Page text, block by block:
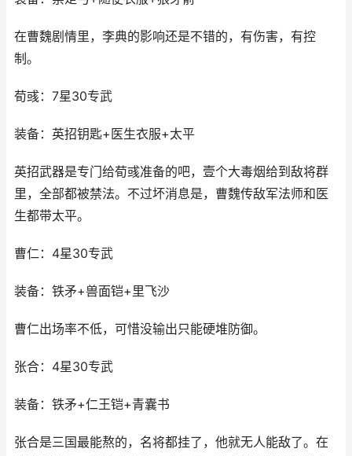
在曹魏剧情里，李典的影响还是不错的，有伤害，有控
制。
荀彧：7星30专武
装备：英招钥匙+医生衣服+太平
英招武器是专门给荀彧准备的吧，壹个大毒烟给到敌将群
里，全部都被禁法。不过坏消息是，曹魏传敌军法师和医
生都带太平。
曹仁：4星30专武
装备：铁矛+兽面铠+里飞沙
曹仁出场率不低，可惜没输出只能硬堆防御。
张合：4星30专武
装备：铁矛+仁王铠+青囊书
张合是三国最能熬的，名将都挂了，他就无人能敌了。在